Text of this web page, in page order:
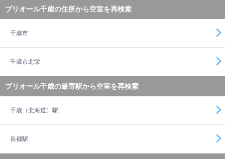
プリオール千歳の住所から空室を再検索
千歳市
千歳市北栄
プリオール千歳の最寄駅から空室を再検索
千歳（北海道）駅
長都駅